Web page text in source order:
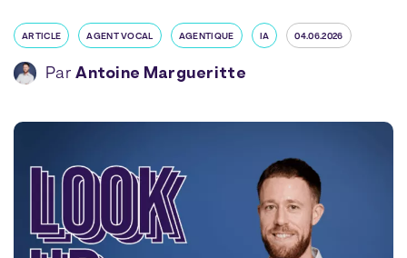
ARTICLE AGENT VOCAL AGENTIQUE IA 04.06.2026
ParAntoine Margueritte